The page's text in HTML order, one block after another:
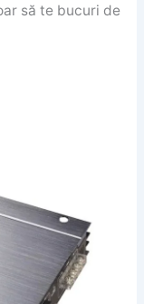
să te bucuri de